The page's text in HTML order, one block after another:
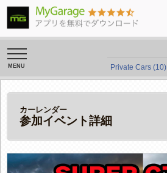
toggle
navigation
Private Cars (10)
カーレンダー
参加イベント詳細